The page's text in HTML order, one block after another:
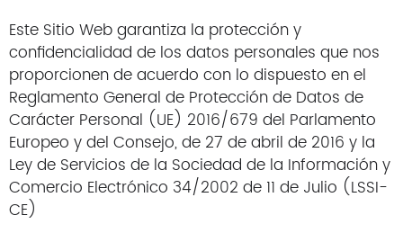
Este Sitio Web garantiza la protección y
confidencialidad de los datos personales que nos
proporcionen de acuerdo con lo dispuesto en el
Reglamento General de Protección de Datos de
Carácter Personal (UE) 2016/679 del Parlamento
Europeo y del Consejo, de 27 de abril de 2016 y la
Ley de Servicios de la Sociedad de la Información y
Comercio Electrónico 34/2002 de 11 de Julio (LSSI-
CE)